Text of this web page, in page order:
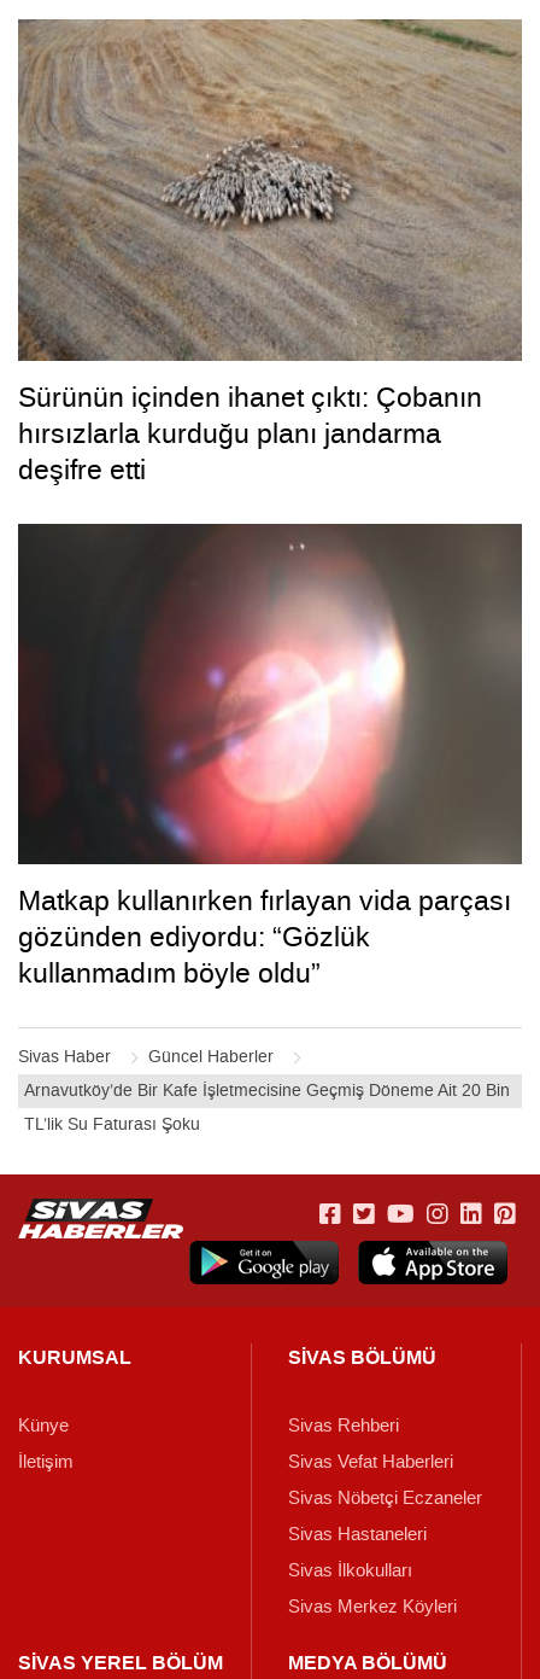
Sivas Haber
Güncel Haberler
Arnavutköy’de Bir Kafe İşletmecisine Geçmiş Döneme Ait 20 Bin
TL’lik Su Faturası Şoku
Sürünün içinden ihanet çıktı: Çobanın
hırsızlarla kurduğu planı jandarma
deşifre etti
Matkap kullanırken fırlayan vida parçası
gözünden ediyordu: “Gözlük
kullanmadım böyle oldu”
KURUMSAL
Künye
İletişim
SİVAS BÖLÜMÜ
Sivas Rehberi
Sivas Vefat Haberleri
Sivas Nöbetçi Eczaneler
Sivas Hastaneleri
Sivas İlkokulları
Sivas Merkez Köyleri
SİVAS YEREL BÖLÜM MEDYA BÖLÜMÜ